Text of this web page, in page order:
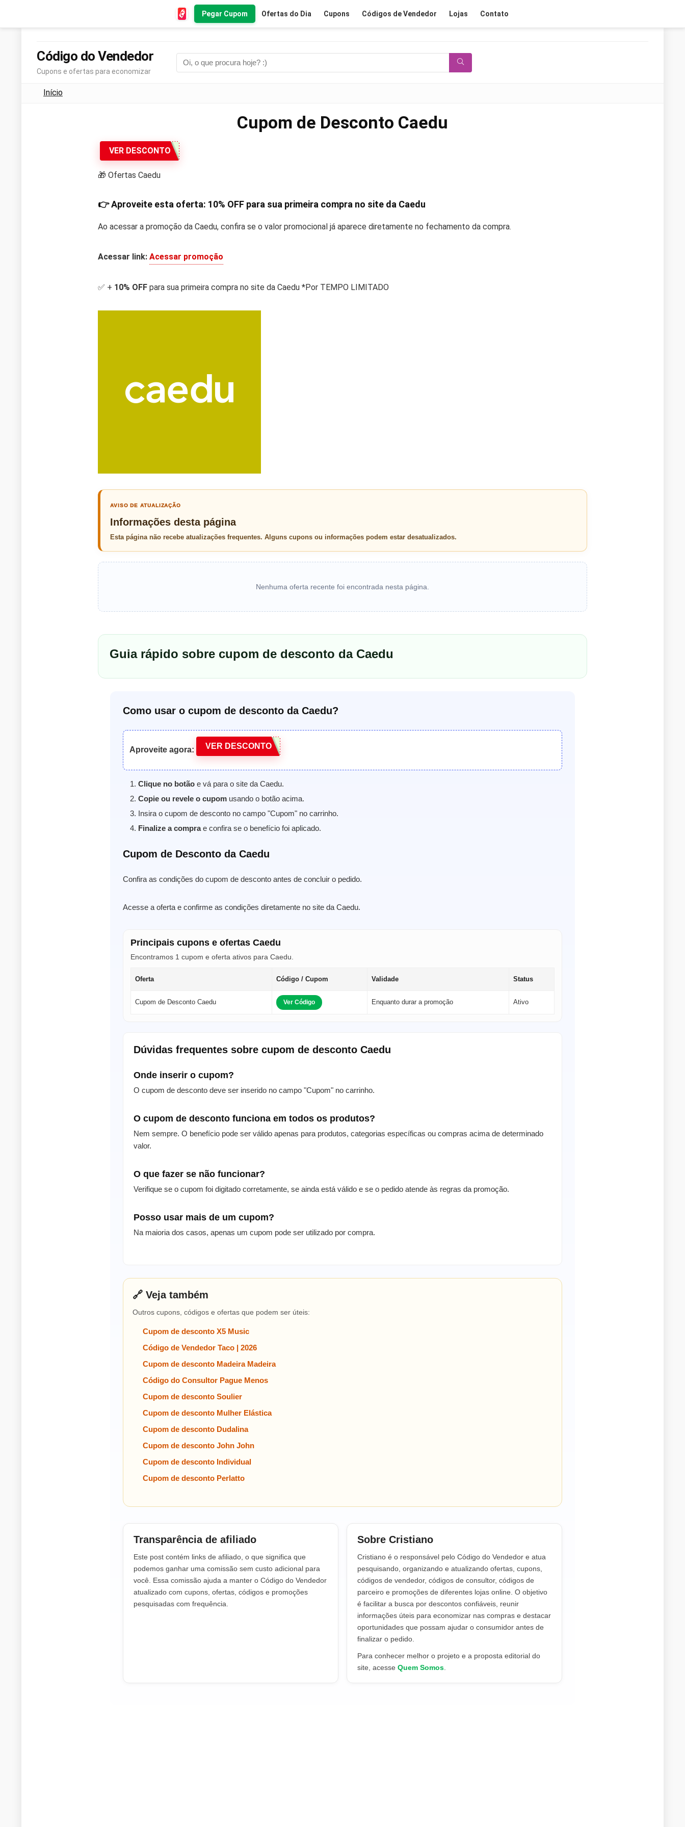
Pegar Cupom Ofertas do Dia Cupons Códigos de Vendedor Lojas Contato
Código do Vendedor
Cupons e ofertas para economizar
Início
Cupom de Desconto Caedu
VER DESCONTO
🎁 Ofertas Caedu
👉 Aproveite esta oferta: 10% OFF para sua primeira compra no site da Caedu
Ao acessar a promoção da Caedu, confira se o valor promocional já aparece diretamente no fechamento da compra.
Acessar link: Acessar promoção
✅ + 10% OFF para sua primeira compra no site da Caedu *Por TEMPO LIMITADO
AVISO DE ATUALIZAÇÃO
Informações desta página
Esta página não recebe atualizações frequentes. Alguns cupons ou informações podem estar desatualizados.
Nenhuma oferta recente foi encontrada nesta página.
Guia rápido sobre cupom de desconto da Caedu
Como usar o cupom de desconto da Caedu?
Aproveite agora: VER DESCONTO
Clique no botão e vá para o site da Caedu.
Copie ou revele o cupom usando o botão acima.
Insira o cupom de desconto no campo "Cupom" no carrinho.
Finalize a comprae confira se o benefício foi aplicado.
Cupom de Desconto da Caedu
Confira as condições do cupom de desconto antes de concluir o pedido.
Acesse a oferta e confirme as condições diretamente no site da Caedu.
Principais cupons e ofertas Caedu
Encontramos 1 cupom e oferta ativos para Caedu.
Oferta Código / Cupom Validade Status
Cupom de Desconto Caedu Ver Código Enquanto durar a promoção Ativo
Dúvidas frequentes sobre cupom de desconto Caedu
Onde inserir o cupom?
O cupom de desconto deve ser inserido no campo "Cupom" no carrinho.
O cupom de desconto funciona em todos os produtos?
Nem sempre. O benefício pode ser válido apenas para produtos, categorias específicas ou compras acima de determinado
valor.
O que fazer se não funcionar?
Verifique se o cupom foi digitado corretamente, se ainda está válido e se o pedido atende às regras da promoção.
Posso usar mais de um cupom?
Na maioria dos casos, apenas um cupom pode ser utilizado por compra.
🔗 Veja também
Outros cupons, códigos e ofertas que podem ser úteis:
Cupom de desconto X5 Music
Código de Vendedor Taco | 2026
Cupom de desconto Madeira Madeira
Código do Consultor Pague Menos
Cupom de desconto Soulier
Cupom de desconto Mulher Elástica
Cupom de desconto Dudalina
Cupom de desconto John John
Cupom de desconto Individual
Cupom de desconto Perlatto
Transparência de afiliado
Este post contém links de afiliado, o que significa que
podemos ganhar uma comissão sem custo adicional para
você. Essa comissão ajuda a manter o Código do Vendedor
atualizado com cupons, ofertas, códigos e promoções
pesquisadas com frequência.
Sobre Cristiano
Cristiano é o responsável pelo Código do Vendedor e atua
pesquisando, organizando e atualizando ofertas, cupons,
códigos de vendedor, códigos de consultor, códigos de
parceiro e promoções de diferentes lojas online. O objetivo
é facilitar a busca por descontos confiáveis, reunir
informações úteis para economizar nas compras e destacar
oportunidades que possam ajudar o consumidor antes de
finalizar o pedido.
Para conhecer melhor o projeto e a proposta editorial do
site, acesse Quem Somos